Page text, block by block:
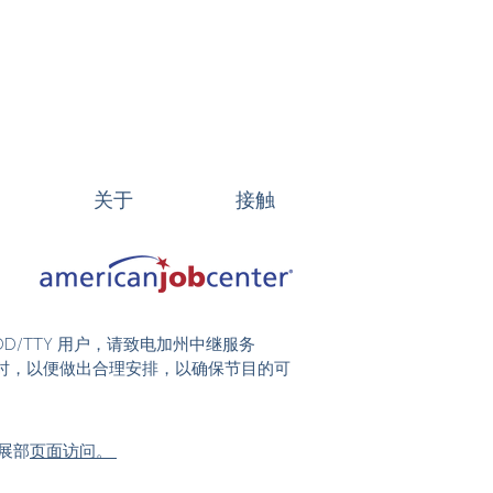
关于 接触
TTY 用户，请致电加州中继服务
以便做出合理安排，以确保节目的可
部页面访问。